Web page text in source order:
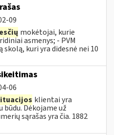
09
mokėtojai, kurie
asmenys; - PVM
kuri yra didesnė nei 10
06
klientai yra
Dėkojame už
sąrašas yra čia. 1882